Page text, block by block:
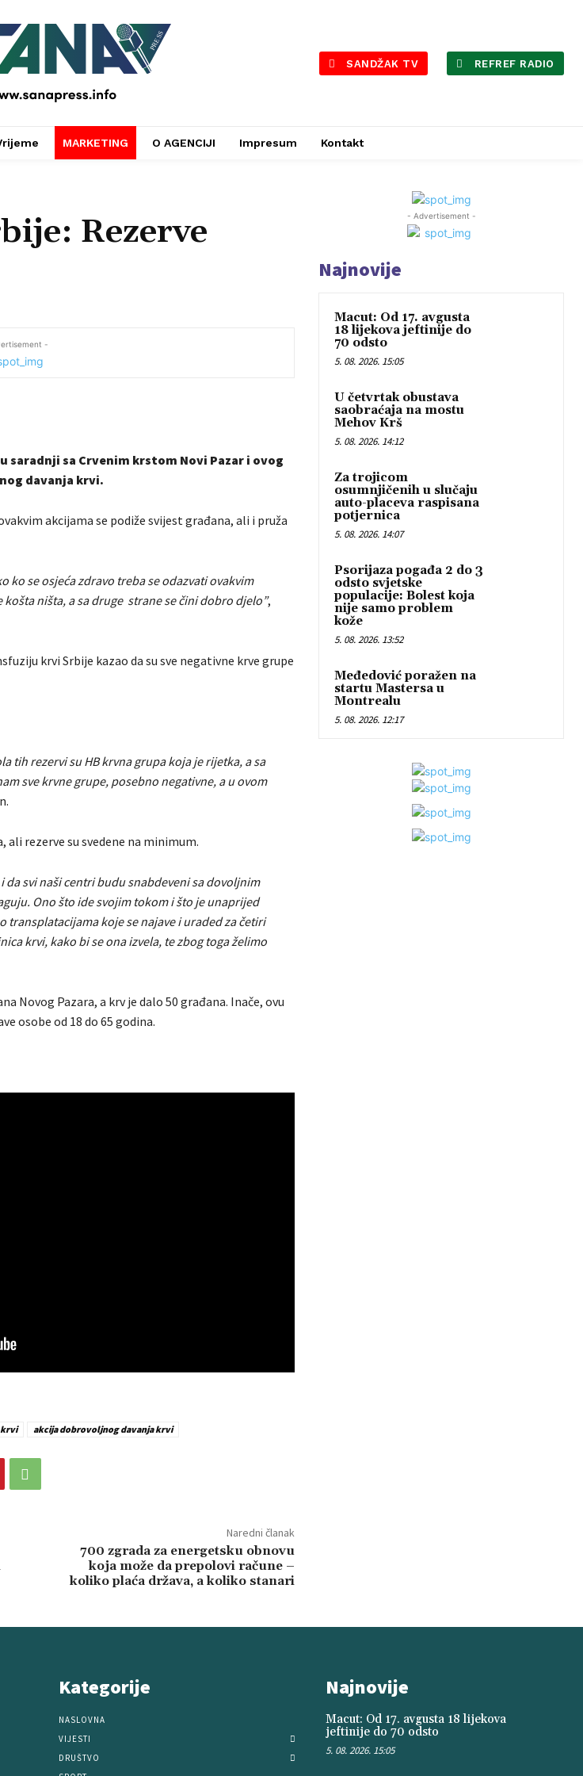
PRESS
SANDŽAK TV REFREF RADIO
MARKETING O AGENCIJI Impresum Kontakt
Rezerve
-
sa Crvenim krstom Novi Pazar i ovog
davanja krvi.
akcijama se podiže svijest građana, ali i pruža
ko se osjeća zdravo treba se odazvati ovakvim
ništa, a sa druge strane se čini dobro djelo”,
krvi Srbije kazao da su sve negativne krve grupe
tih rezervi su HB krvna grupa koja je rijetka, a sa
sve krvne grupe, posebno negativne, a u ovom
ali rezerve su svedene na minimum.
da svi naši centri budu snabdeveni sa dovoljnim
Ono što ide svojim tokom i što je unaprijed
transplatacijama koje se najave i uraded za četiri
krvi, kako bi se ona izvela, te zbog toga želimo
Novog Pazara, a krv je dalo 50 građana. Inače, ovu
osobe od 18 do 65 godina.
akcija dobrovoljnog davanja krvi
Naredni članak
700 zgrada za energetsku obnovu
koja može da prepolovi račune –
koliko plaća država, a koliko stanari
- Advertisement -
Najnovije
Macut: Od 17. avgusta
18 lijekova jeftinije do
70 odsto
5. 08. 2026. 15:05
U četvrtak obustava
saobraćaja na mostu
Mehov Krš
5. 08. 2026. 14:12
Za trojicom
osumnjičenih u slučaju
auto-placeva raspisana
potjernica
5. 08. 2026. 14:07
Psorijaza pogađa 2 do 3
odsto svjetske
populacije: Bolest koja
nije samo problem
kože
5. 08. 2026. 13:52
Međedović poražen na
startu Mastersa u
Montrealu
5. 08. 2026. 12:17
Kategorije
NASLOVNA
VIJESTI
DRUŠTVO
Najnovije
Macut: Od 17. avgusta 18 lijekova
jeftinije do 70 odsto
5. 08. 2026. 15:05